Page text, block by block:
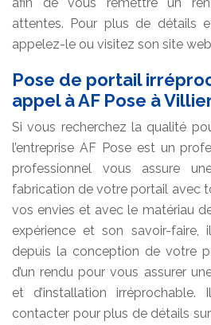
attentes. Pour plus de détails
appelez-le ou visitez son site
Pose de portail
appel à AF Pose à
Si vous recherchez la qualité
l’entreprise AF Pose est un
professionnel vous assure
fabrication de votre portail avec
vos envies et avec le matériau
expérience et son savoir-faire,
depuis la conception de votre
d’un rendu pour vous assurer
et d’installation
contacter pour plus de détails